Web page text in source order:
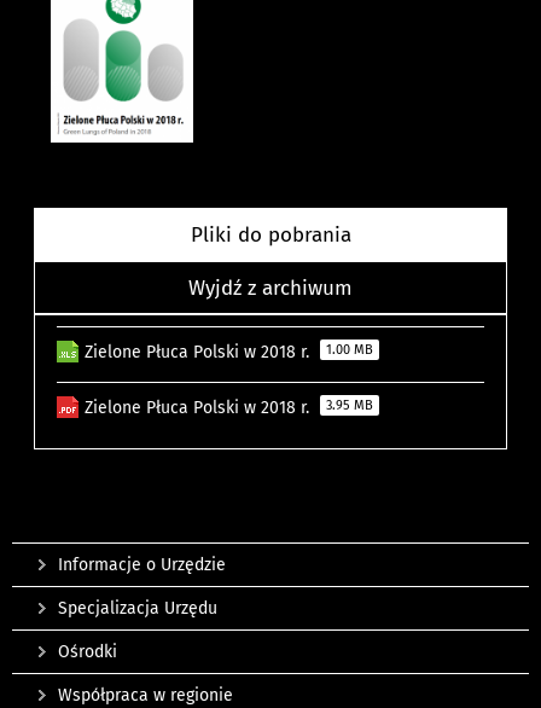
Pliki do pobrania
Wyjdź z archiwum
Zielone Płuca Polski w 2018 r. 1.00 MB
Zielone Płuca Polski w 2018 r. 3.95 MB
Informacje o Urzędzie
Specjalizacja Urzędu
Ośrodki
Współpraca w regionie